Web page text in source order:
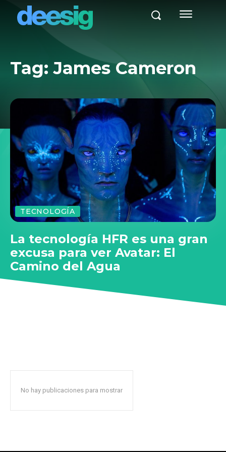
Tag:James Cameron
TECNOLOGÍA
La tecnología HFR es una gran
excusa para ver Avatar: El
Camino del Agua
No hay publicaciones para mostrar